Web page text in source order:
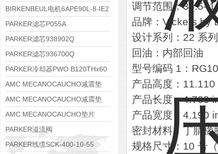
8APE80M-2K-IE3
BIRKENBEUL电机6APE90L-8-IE2
PARKER滤芯P055A
PARKER滤芯938902Q
PARKER滤芯936700Q
PARKER冷却器PWO B120THx60
AMC MECANOCAUCHO减震垫
138552
AMC MECANOCAUCHO减震垫
138551
AMC MECANOCAUCHO垫片
608074
PARKER溢流阀
RE06M35W2N1KWXG087
PARKER线缆SCK-400-10-55
调节范围：
品牌：Vickers by
设计系列：22 系列
回油：内部回油
型号编码 1：
产品高度：
产品长度：4.700
产品宽度：4.190
密封材料：丁腈橡
规格尺寸：10 号